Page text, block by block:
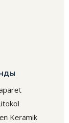
Keramik